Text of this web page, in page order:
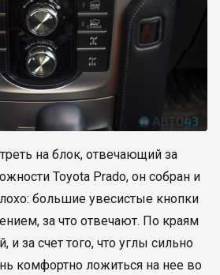
на блок, отвечающий за
Toyota Prado, он собран и
большие увесистые кнопки
за что отвечают. По краям
и за счет того, что углы сильно
комфортно ложиться на нее во